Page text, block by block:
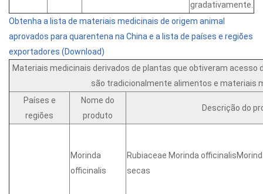
gradativamente.
Obtenha a lista de materiais medicinais de origem animal
aprovados para quarentena na China e a lista de países e regiões
exportadores (Download)
Materiais medicinais derivados de plantas que obtiveram acesso
são tradicionalmente alimentos e materiais
Países e
regiões
Nome do
produto
Descrição do
Morinda
officinalis
Rubiaceae Morinda
secas